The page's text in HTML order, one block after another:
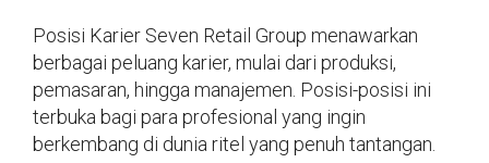
Posisi Karier Seven Retail Group menawarkan
berbagai peluang karier, mulai dari produksi,
pemasaran, hingga manajemen. Posisi-posisi ini
terbuka bagi para profesional yang ingin
berkembang di dunia ritel yang penuh tantangan.